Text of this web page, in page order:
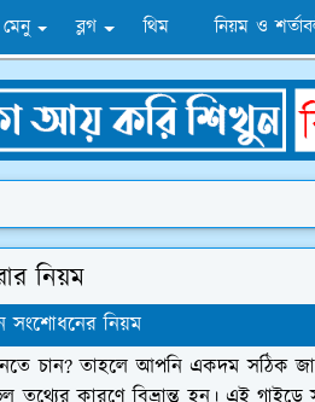
ব্লগ থিম নিয়ম ও
নিয়ম
সংশোধনের নিয়ম
চান? তাহলে আপনি একদম সঠিক